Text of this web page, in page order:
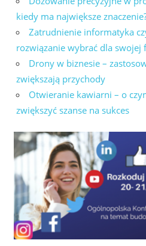
kiedy ma największe
Zatrudnienie informatyka
rozwiązanie wybrać dla swojej
Drony w biznesie –
zwiększają przychody
Otwieranie kawiarni – o
zwiększyć szanse na sukces